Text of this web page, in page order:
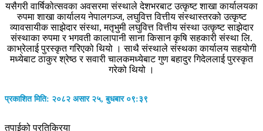
यसैगरी वार्षिकोत्सवका अवसरमा संस्थाले देशभरबाट उत्कृष्ट शाखा कार्यालयका
रुपमा शाखा कार्यालय नेपालगञ्ज, लघुवित्त वित्तीय संस्थास्तरको उत्कृष्ट
व्यावसायीक साझेदार संस्था, मतृभुमी लघुवित्त वित्तीय संस्था उत्कृष्ट साझेदार
संस्थाका रुपमा र भगवती कालापानी साना किसान कृषि सहकारी संस्था लि.
काभ्रेलाई पुरस्कृत गरिएको थियो । साथै संस्थाले संस्थका कार्यालय सहयोगी
मध्येबाट ठाकुर श्रेष्ठ र सवारी चालकमध्येबाट गुण बहादुर गिदेललाई पुरस्कृत
गरेको थियो ।
प्रकाशित मिति: २०८२ असार २५, बुधबार ०९:३९
तपाईको प्रतिक्रिया